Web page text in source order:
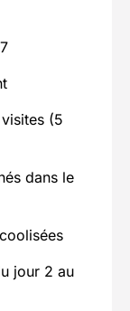
(5
dans le
jour 2 au